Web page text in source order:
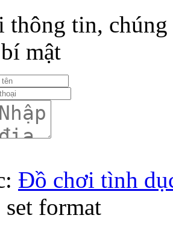
thông tin,
mật
Đồ chơi tình
format